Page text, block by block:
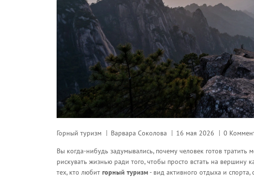
Горный туризм Варвара Соколова 16 мая 2026 0
Вы когда-нибудь задумывались, почему человек готов
рискувать жизнью ради того, чтобы просто встать на
тех, кто любит горный туризм- вид активного отдыха и